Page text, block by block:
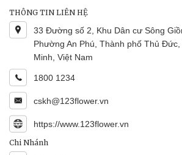
THÔNG TIN LIÊN HỆ
33 Đường số 2, Khu Dân cư Sông
Phường An Phú, Thành phố Thủ
Minh, Việt Nam
1800 1234
cskh@123flower.vn
https://www.123flower.vn
Chi Nhánh